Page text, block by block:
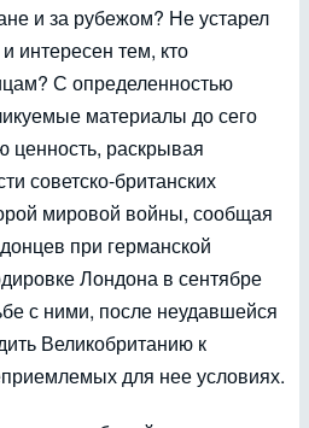
и за рубежом? Не устарел
интересен тем, кто
С определенностью
материалы до сего
ценность, раскрывая
советско-британских
мировой войны, сообщая
при германской
Лондона в сентябре
с ними, после неудавшейся
Великобританию к
для нее условиях.